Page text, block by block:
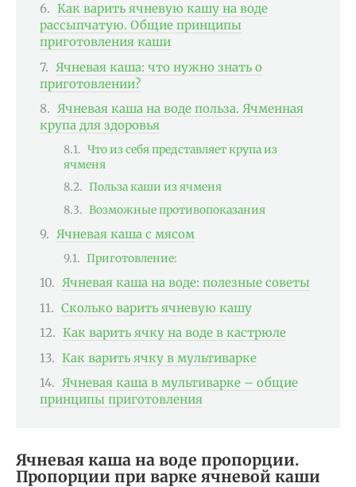
Как варить ячневую кашу на воде
рассыпчатую. Общие принципы
приготовления каши
Ячневая каша: что нужно знать о
приготовлении?
Ячневая каша на воде польза. Ячменная
крупа для здоровья
Что из себя представляет крупа из
ячменя
Польза каши из ячменя
Возможные противопоказания
Ячневая каша с мясом
Приготовление:
Ячневая каша на воде: полезные советы
Сколько варить ячневую кашу
Как варить ячку на воде в кастрюле
Как варить ячку в мультиварке
Ячневая каша в мультиварке – общие
принципы приготовления
Ячневая каша на воде пропорции.
Пропорции при варке ячневой каши